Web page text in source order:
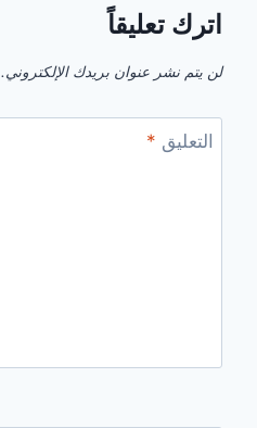
اترك تعليقاً
لن يتم نشر عنوان بريدك الإلكتروني.
التعليق *